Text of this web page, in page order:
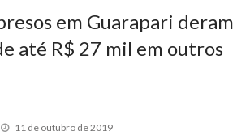
em Guarapari deram
até R$ 27 mil em outros
Posted
11 de outubro de 2019